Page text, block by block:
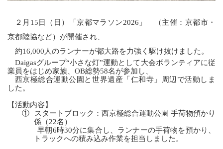
２月15日（日）「京都マラソン2026」 （主催：京都市・
京都陸協など）が開催され、
約16,000人のランナーが都大路を力強く駆け抜けました。
Daigasグループ“小さな灯”運動として大会ボランティアに従
業員をはじめ家族、OB総勢58名が参加し、
西京極総合運動公園と世界遺産「仁和寺」周辺で活動しま
した。
【活動内容】
①
スタートブロック：西京極総合運動公園 手荷物預かり
係（22名）
早朝6時30分に集合し、ランナーの手荷物を預かり、
トラックへの積み込み作業を担当しました。